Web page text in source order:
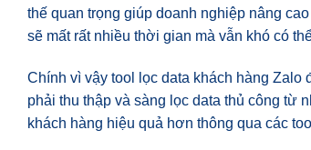
thế quan trọng giúp doanh nghiệp nâng
sẽ mất rất nhiều thời gian mà vẫn khó có
Chính vì vậy tool lọc data khách hàng
phải thu thập và sàng lọc data thủ công từ
khách hàng hiệu quả hơn thông qua các